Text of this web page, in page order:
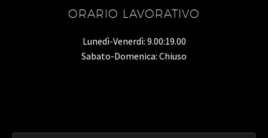
ORARIO LAVORATIVO
Lunedì-Venerdì: 9.00:19.00
Sabato-Domenica: Chiuso